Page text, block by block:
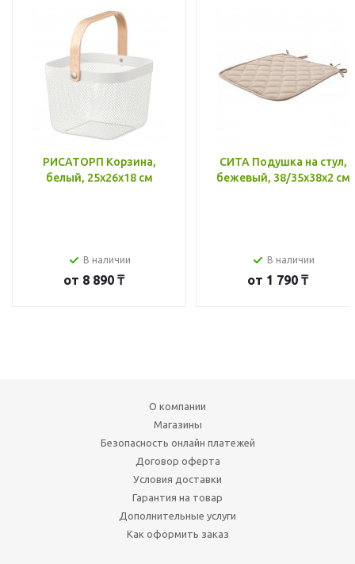
РИСАТОРП Корзина,
белый, 25x26x18 см
В наличии
от 8 890 ₸
СИТА Подушка на стул,
бежевый, 38/35x38x2 см
В наличии
от 1 790 ₸
О компании
Магазины
Безопасность онлайн платежей
Договор оферта
Условия доставки
Гарантия на товар
Дополнительные услуги
Как оформить заказ